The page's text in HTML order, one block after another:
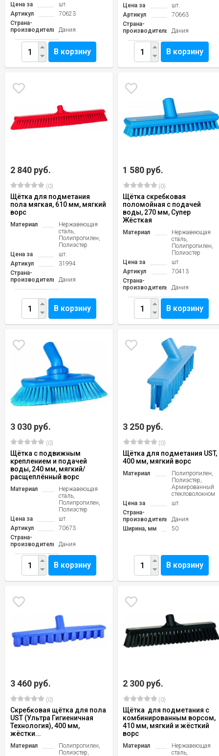
Цена за
шт.
Артикул
70623
Страна-
производитель
Дания
В корзину
Цена за
шт.
Артикул
70663
Страна-
производитель
Дания
В корзину
2 840 руб.
(0)
Щётка для подметания
пола мягкая, 610 мм, мягкий
ворс
Материал
Нержавеющая
сталь,
Полипропилен,
Полиэстер
Цена за
шт.
Артикул
31994
Страна-
производитель
Дания
В корзину
1 580 руб.
(0)
Щётка скребковая
поломойная с подачей
воды, 270 мм, Супер
Жёсткая
Материал
Нержавеющая
сталь,
Полипропилен,
Полиэстер
Цена за
шт.
Артикул
70413
Страна-
производитель
Дания
В корзину
3 030 руб.
(0)
Щётка с подвижным
креплением и подачей
воды, 240 мм, мягкий/
расщеплённый ворс
Материал
Нержавеющая
сталь,
Полипропилен,
Полиэстер
Цена за
шт.
Артикул
70673
Страна-
производитель
Дания
В корзину
3 250 руб.
(0)
Щётка для подметания UST,
400 мм, мягкий ворс
Материал
Полипропилен,
Полиэстер,
Армированный
стекловолокном
Цена за
шт.
Страна-
производитель
Дания
Ширина, мм
50
В корзину
3 460 руб.
(0)
Скребковая щётка для пола
UST (Ультра Гигиеничная
Технология), 400 мм,
жёстки...
Материал
Полипропилен,
Полиэстер,
2 300 руб.
(0)
Щётка для подметания с
комбинированным ворсом,
410 мм, мягкий и жёсткий
ворс
Материал
Нержавеющая
сталь,